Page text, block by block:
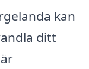
kan
ditt